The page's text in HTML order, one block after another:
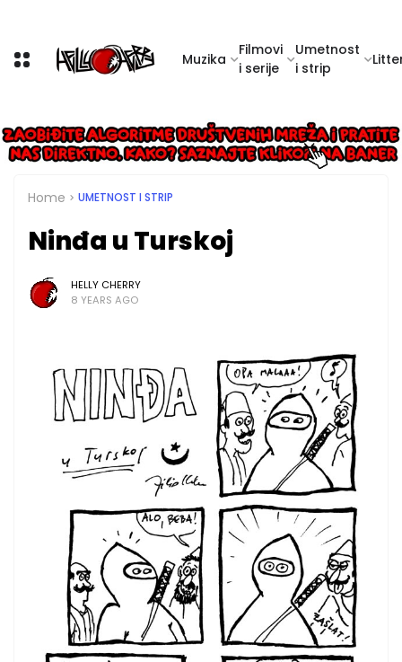
Muzika
Filmovi
i serije
Umetnost
i strip
Home UMETNOST I STRIP
Ninđa u Turskoj
HELLY CHERRY
8 YEARS AGO